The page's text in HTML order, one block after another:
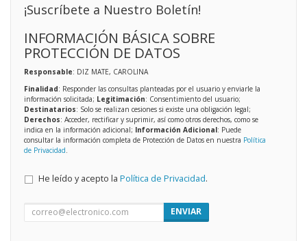
¡Suscríbete a Nuestro Boletín!
INFORMACIÓN BÁSICA SOBRE
PROTECCIÓN DE DATOS
Responsable: DIZ MATE, CAROLINA
Finalidad: Responder las consultas planteadas por el usuario y enviarle la
información solicitada; Legitimación: Consentimiento del usuario;
Destinatarios: Solo se realizan cesiones si existe una obligación legal;
Derechos: Acceder, rectificar y suprimir, así como otros derechos, como se
indica en la información adicional; Información Adicional: Puede
consultar la información completa de Protección de Datos en nuestra Política
de Privacidad
He leído y acepto la Política de Privacidad.
ENVIAR